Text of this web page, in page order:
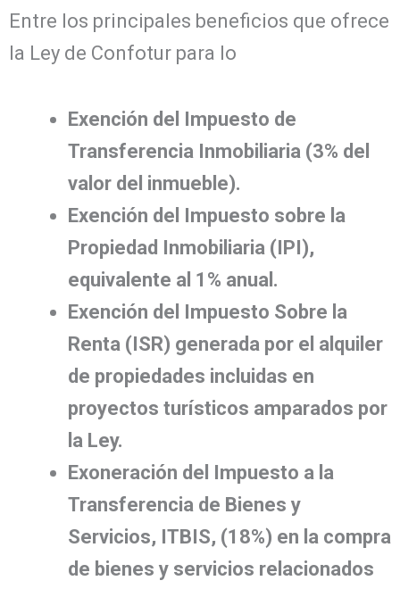
Entre los principales beneficios que ofrece
la Ley de Confotur para lo
Exención del Impuesto de
Transferencia Inmobiliaria (3% del
valor del inmueble).
Exención del Impuesto sobre la
Propiedad Inmobiliaria (IPI),
equivalente al 1% anual.
Exención del Impuesto Sobre la
Renta (ISR) generada por el alquiler
de propiedades incluidas en
proyectos turísticos amparados por
la Ley.
Exoneración del Impuesto a la
Transferencia de Bienes y
Servicios, ITBIS, (18%) en la compra
de bienes y servicios relacionados